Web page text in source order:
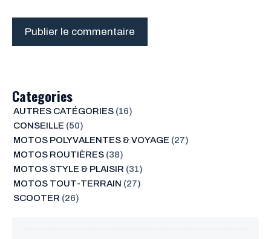
Categories
AUTRES CATÉGORIES(16)
CONSEILLE (50)
MOTOS POLYVALENTES & VOYAGE (27)
MOTOS ROUTIÈRES(38)
MOTOS STYLE & PLAISIR (31)
MOTOS TOUT-TERRAIN (27)
SCOOTER (26)